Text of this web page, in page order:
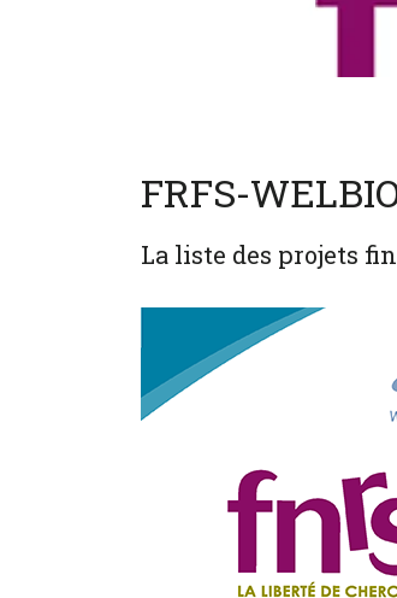
FRFS-
La liste des projets